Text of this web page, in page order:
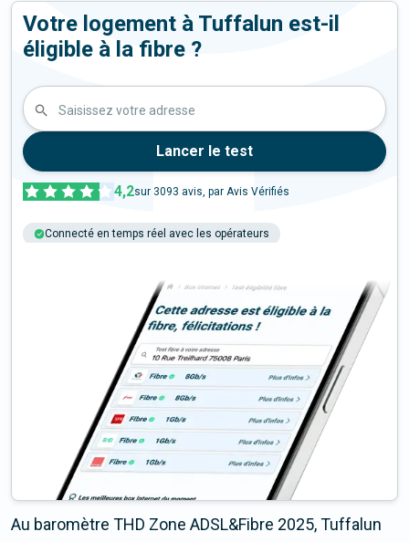
Votre logement à Tuffalun est-il
éligible à la fibre ?
Saisissez votre adresse
Lancer le test
4,2sur 3093 avis, par Avis Vérifiés
Connecté en temps réel avec les opérateurs
Au baromètre THD Zone ADSL&Fibre 2025, Tuffalun